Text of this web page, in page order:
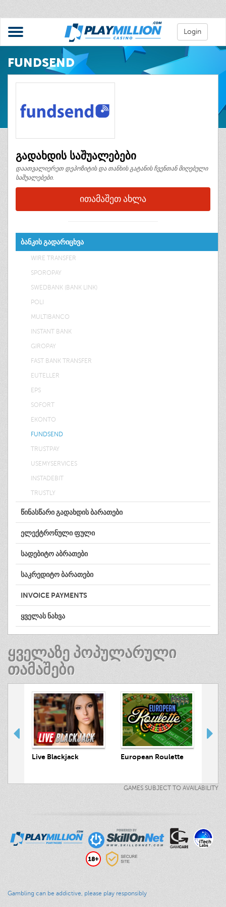
Login
FUNDSEND
გადახდის საშუალებები
დაათვალიერეთ დეპოზიტის და თანხის გატანის ჩვენთან მიღებული
საშუალებები.
ᲘᲗᲐᲛᲐᲨᲔᲗ ᲐᲮᲚᲐ
ᲑᲐᲜᲙᲘᲡ ᲒᲐᲓᲐᲠᲘᲪᲮᲕᲐ
WIRE TRANSFER
SPOROPAY
SWEDBANK (BANK LINK)
POLI
MULTIBANCO
INSTANT BANK
GIROPAY
FAST BANK TRANSFER
EUTELLER
EPS
SOFORT
EKONTO
FUNDSEND
TRUSTPAY
USEMYSERVICES
INSTADEBIT
TRUSTLY
ᲬᲘᲜᲐᲡᲬᲐᲠᲘ ᲒᲐᲓᲐᲮᲓᲘᲡ ᲑᲐᲠᲐᲗᲔᲑᲘ
ᲔᲚᲔᲥᲢᲠᲝᲜᲣᲚᲘ ᲤᲣᲚᲘ
ᲡᲐᲓᲔᲑᲘᲢᲝ ᲐᲑᲠᲐᲗᲔᲑᲘ
ᲡᲐᲙᲠᲔᲓᲘᲢᲝ ᲑᲐᲠᲐᲗᲔᲑᲘ
INVOICE PAYMENTS
ᲧᲕᲔᲚᲐᲡ ᲜᲐᲮᲕᲐ
ᲧᲕᲔᲚᲐᲖᲔ ᲞᲝᲞᲣᲚᲐᲠᲣᲚᲘ
ᲗᲐᲛᲐᲨᲔᲑᲘ
Live Blackjack European Roulette
GAMES SUBJECT TO AVAILABILITY
Gambling can be addictive, please play responsibly